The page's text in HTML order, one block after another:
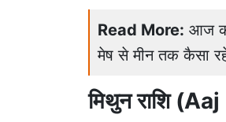
Read More: आज
मेष से मीन तक कैसा
मिथुन राशि